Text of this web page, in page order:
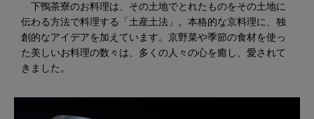
下鴨茶寮のお料理は、その土地でとれたものをその土地に
伝わる方法で料理する「土産土法」。本格的な京料理に、独
創的なアイデアを加えています。京野菜や季節の食材を使っ
た美しいお料理の数々は、多くの人々の心を癒し、愛されて
きました。